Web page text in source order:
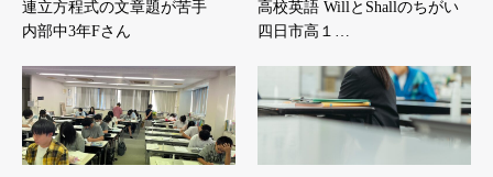
連立方程式の文章題が苦手
内部中3年Fさん
高校英語 WillとShallのちがい
四日市高１…